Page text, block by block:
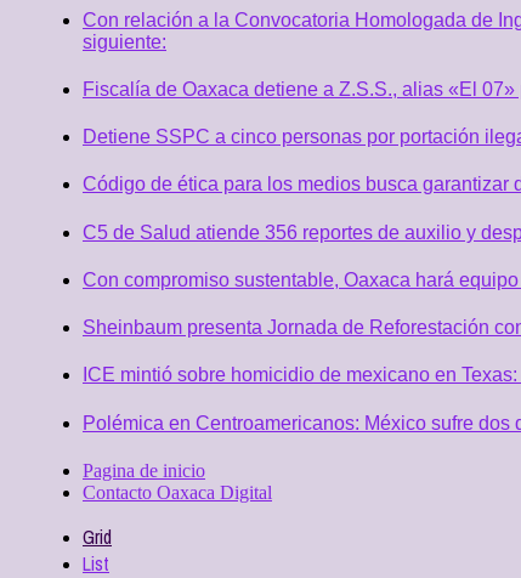
Con relación a la Convocatoria Homologada de
siguiente:
Fiscalía de Oaxaca detiene a Z.S.S., alias «El
Detiene SSPC a cinco personas por portación
Código de ética para los medios busca
C5 de Salud atiende 356 reportes de auxilio y
Con compromiso sustentable, Oaxaca hará
Sheinbaum presenta Jornada de Reforestación
ICE mintió sobre homicidio de mexicano en
Polémica en Centroamericanos: México sufre
Pagina de inicio
Contacto Oaxaca Digital
Grid
List